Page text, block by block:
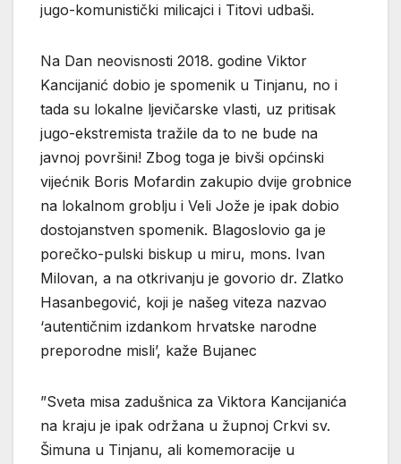
jugo-komunistički milicajci i Titovi udbaši.
Na Dan neovisnosti 2018. godine Viktor
Kancijanić dobio je spomenik u Tinjanu, no i
tada su lokalne ljevičarske vlasti, uz pritisak
jugo-ekstremista tražile da to ne bude na
javnoj površini! Zbog toga je bivši općinski
vijećnik Boris Mofardin zakupio dvije grobnice
na lokalnom groblju i Veli Jože je ipak dobio
dostojanstven spomenik. Blagoslovio ga je
porečko-pulski biskup u miru, mons. Ivan
Milovan, a na otkrivanju je govorio dr. Zlatko
Hasanbegović, koji je našeg viteza nazvao
‘autentičnim izdankom hrvatske narodne
preporodne misli’, kaže Bujanec
”Sveta misa zadušnica za Viktora Kancijanića
na kraju je ipak održana u župnoj Crkvi sv.
Šimuna u Tinjanu, ali komemoracije u